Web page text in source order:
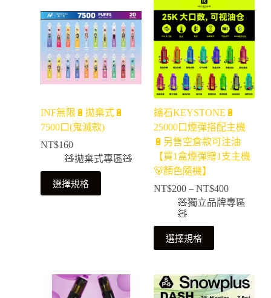
INF無限🔋拋棄式🔋
7500口(鬼滅款)
NT$160
🧸拋棄式專區🧸
選擇規格
鑰石KEYSTONE🔋
25000口煙彈搭配主機
🔋另售空倉款可注油
【買1盒煙彈贈1支主機
🐻顏色隨機】
NT$200 – NT$400
🧸獨立品牌專區
🧸
選擇規格